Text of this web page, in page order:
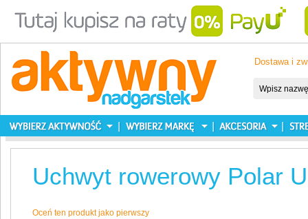
Dostawa i
Uchwyt rowerowy Polar
Oceń ten produkt jako pierwszy